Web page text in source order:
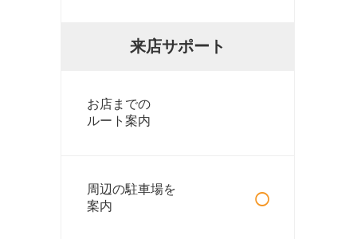
来店サポート
お店までの
ルート案内
周辺の駐車場を
案内
○